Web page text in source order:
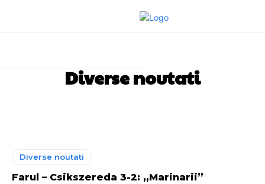
Diverse noutati
Diverse noutati
Farul – Csikszereda 3-2: „Marinarii”